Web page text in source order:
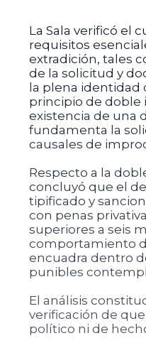
La Sala verificó el
requisitos
extradición, tales
de la solicitud y
la plena identidad
principio de doble
existencia de una
fundamenta la
causales de
Respecto a la
concluyó que el
tipificado y
con penas
superiores a seis
comportamiento
encuadra dentro
punibles
El análisis
verificación de
político ni de